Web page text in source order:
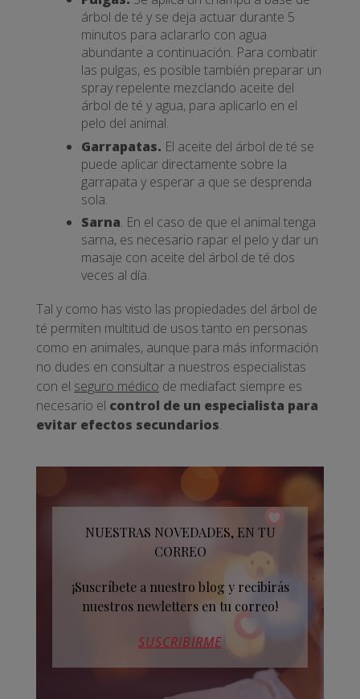
árbol de té y se deja actuar durante 5
minutos para aclararlo con agua
abundante a continuación. Para combatir
las pulgas, es posible también preparar un
spray repelente mezclando aceite del
árbol de té y agua, para aplicarlo en el
pelo del animal.
Garrapatas. El aceite del árbol de té se
puede aplicar directamente sobre la
garrapata y esperar a que se desprenda
sola.
Sarna. En el caso de que el animal tenga
sarna, es necesario rapar el pelo y dar un
masaje con aceite del árbol de té dos
veces al día.
Tal y como has visto las propiedades del árbol de
té permiten multitud de usos tanto en personas
como en animales, aunque para más información
no dudes en consultar a nuestros especialistas
con el seguro médico de mediafact siempre es
necesario el control de un especialista para
evitar efectos secundarios.
NUESTRAS NOVEDADES, EN TU
CORREO
¡Suscríbete a nuestro blog y recibirás
nuestros newletters en tu correo!
SUSCRIBIRME